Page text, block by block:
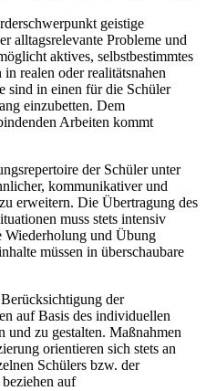
geistige
alltagsrelevante Probleme und
aktives, selbstbestimmtes
realen oder realitätsnahen
sind in einen für die Schüler
einzubetten. Dem
Arbeiten kommt
der Schüler unter
kommunikativer und
erweitern. Die Übertragung des
muss stets intensiv
Wiederholung und Übung
müssen in überschaubare
der
auf Basis des individuellen
und zu gestalten. Maßnahmen
orientieren sich stets an
Schülers bzw. der
auf